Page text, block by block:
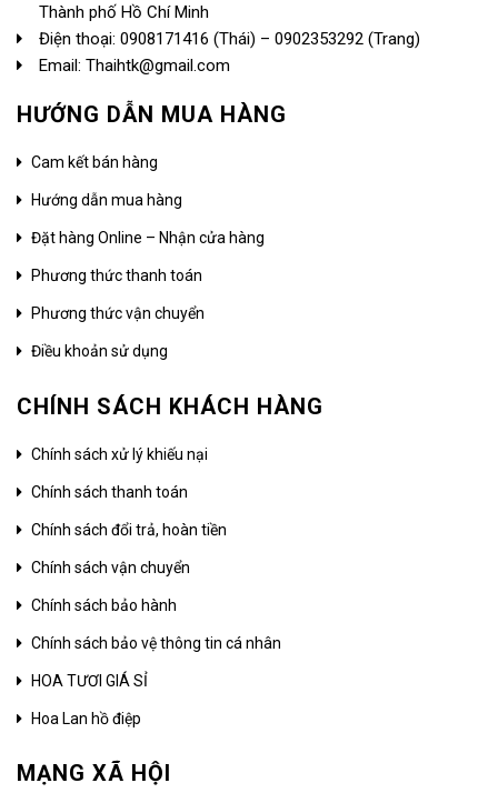
Thành phố Hồ Chí Minh
Điện thoại: 0908171416 (Thái) – 0902353292 (Trang)
Email: Thaihtk@gmail.com
HƯỚNG DẪN MUA HÀNG
Cam kết bán hàng
Hướng dẫn mua hàng
Đặt hàng Online – Nhận cửa hàng
Phương thức thanh toán
Phương thức vận chuyển
Điều khoản sử dụng
CHÍNH SÁCH KHÁCH HÀNG
Chính sách xử lý khiếu nại
Chính sách thanh toán
Chính sách đổi trả, hoàn tiền
Chính sách vận chuyển
Chính sách bảo hành
Chính sách bảo vệ thông tin cá nhân
HOA TƯƠI GIÁ SỈ
Hoa Lan hồ điệp
MẠNG XÃ HỘI